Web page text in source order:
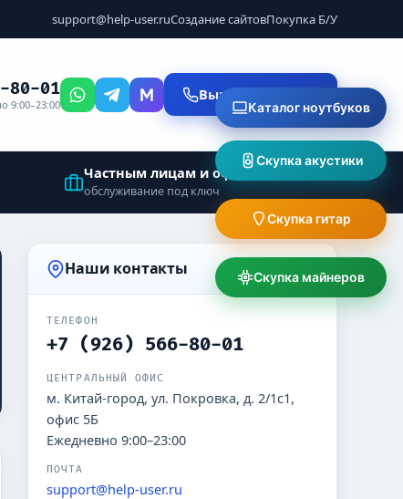
support@help-user.ruСоздание сайтовПокупка Б/У
80-01
9:00–23:00
Вызвать мастера
Частным лицам и офисам
обслуживание под ключ
Наши контакты
ТЕЛЕФОН
+7 (926) 566-80-01
ЦЕНТРАЛЬНЫЙ ОФИС
м. Китай-город, ул. Покровка, д. 2/1с1,
офис 5Б
Ежедневно 9:00–23:00
ПОЧТА
support@help-user.ru
Каталог ноутбуков
Скупка акустики
Скупка гитар
Скупка майнеров